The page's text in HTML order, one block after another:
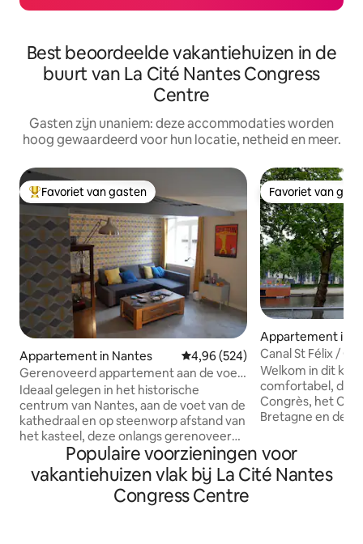
Best beoordeelde vakantiehuizen in de
buurt van La Cité Nantes Congress
Centre
Gasten zijn unaniem: deze accommodaties worden
hoog gewaardeerd voor hun locatie, netheid en meer.
Topfavoriet van gasten
Favoriet van gasten
Appartement in Nantes Gemiddelde beoordeling van
4,96 (524)
Gerenoveerd appartement aan de voet
van de kathedraal
Ideaal gelegen in het historische
centrum van Nantes, aan de voet van de
kathedraal en op steenworp afstand van
het kasteel, deze onlangs gerenoveerde
cocooning is ideaal voor het verkennen
van de stad met zijn monumenten,
musea, winkels, restaurants en bars. .. 10
minuten lopen van het treinstation,
Favoriet van
Favoriet van
Appartement in
Canal St Félix /
parkeerplaats
Welkom in dit
comfortabel,
Congrès, het
Bretagne en de
Saint-Félix-
zakenreizen. Veilige parkeerplaats in de
Populaire voorzieningen voor
vakantiehuizen vlak bij La Cité Nantes
Congress Centre